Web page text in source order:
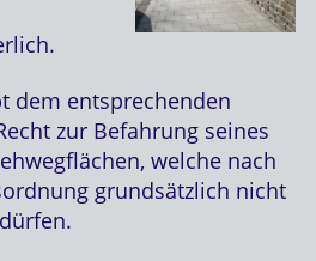
dem entsprechenden
zur Befahrung seines
welche nach
grundsätzlich nicht